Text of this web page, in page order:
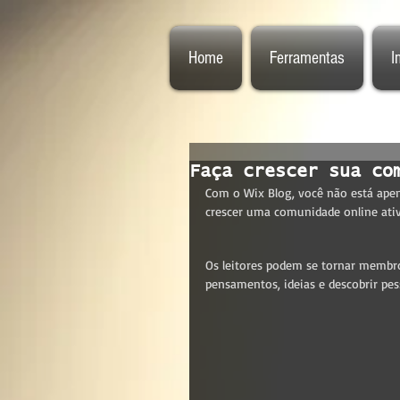
Home Ferramentas
Faça crescer sua
Com o Wix Blog, você não está
crescer uma comunidade online
Os leitores podem se tornar
pensamentos, ideias e descobrir